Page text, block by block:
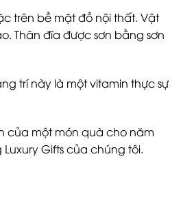
trên bề mặt đồ nội thất. Vật
Thân đĩa được sơn bằng sơn
trí này là một vitamin thực sự
của một món quà cho năm
Gifts của chúng tôi.